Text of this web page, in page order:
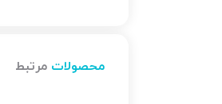
محصولات مرتبط